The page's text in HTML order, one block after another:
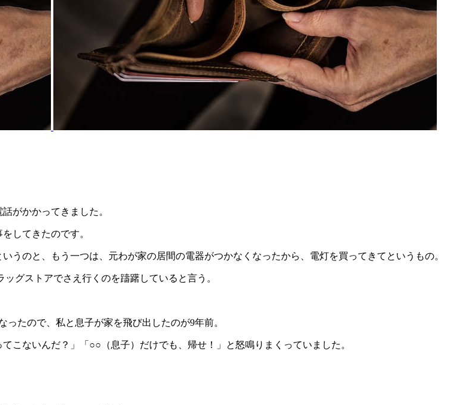
がかかってきました。
してきたのです。
うのと、もう一つは、元わが家の居間の電器がつかなくなったから、電灯を買ってきてというもの。
グストアでさえ行くのを躊躇していると言う。
たので、私と息子が家を飛び出したのが9年前。
こないんだ？」「○○（息子）だけでも、帰せ！」と怒鳴りまくっていました。